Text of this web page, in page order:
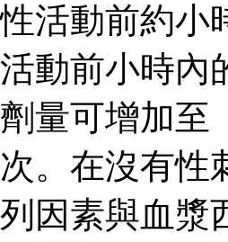
性活動前約小
活動前小時內
劑量可增加至
次。在沒有性
列因素與血漿